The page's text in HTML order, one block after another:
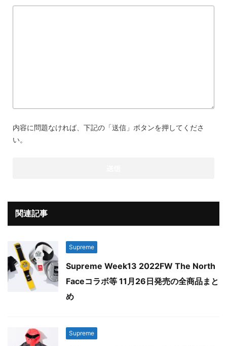
内容に問題なければ、下記の「送信」ボタンを押してくださ
い。
関連記事
Supreme
Supreme Week13 2022FW The North
Faceコラボ等 11月26日発売の全商品まと
め
Supreme